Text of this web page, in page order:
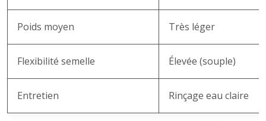
Poids moyen Très léger
Flexibilité semelle Élevée (souple)
Entretien Rinçage eau claire